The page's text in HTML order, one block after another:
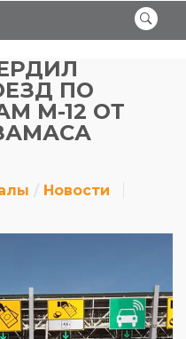
ПО
М-12 ОТ
Новости